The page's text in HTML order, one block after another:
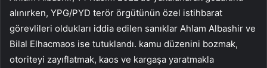
alınırken, YPG/PYD terör örgütünün özel istihbarat
görevlileri oldukları iddia edilen sanıklar Ahlam Albashir ve
Bilal Elhacmaos ise tutuklandı. kamu düzenini bozmak,
otoriteyi zayıflatmak, kaos ve kargaşa yaratmakla